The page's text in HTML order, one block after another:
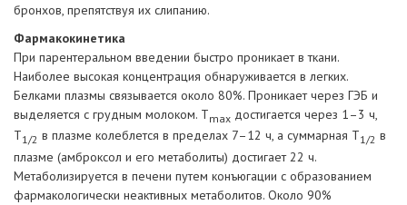
бронхов, препятствуя их слипанию.
Фармакокинетика
При парентеральном введении быстро проникает в ткани.
Наиболее высокая концентрация обнаруживается в легких.
Белками плазмы связывается около 80%. Проникает через ГЭБ и
выделяется с грудным молоком. Тmax достигается через 1–3 ч,
Т1/2 в плазме колеблется в пределах 7–12 ч, а суммарная Т1/2 в
плазме (амброксол и его метаболиты) достигает 22 ч.
Метаболизируется в печени путем конъюгации с образованием
фармакологически неактивных метаболитов. Около 90%